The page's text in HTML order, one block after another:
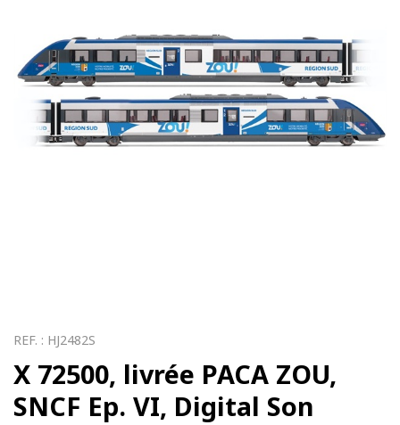
REF. : HJ2482S
X 72500, livrée PACA ZOU,
SNCF Ep. VI, Digital Son